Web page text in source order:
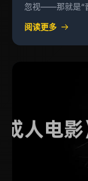
忽视——那就是“
阅读更多